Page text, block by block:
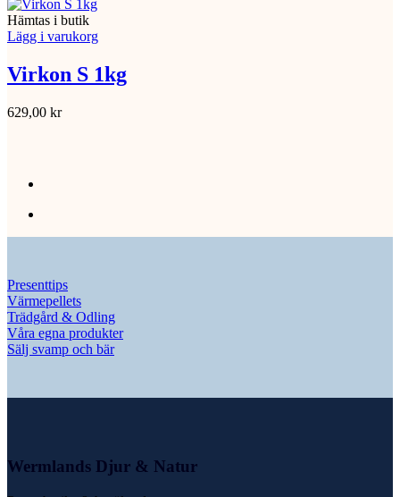
Hämtas i butik
Lägg i varukorg
Virkon S 1kg
629,00 kr
Presenttips
Värmepellets
Trädgård & Odling
Våra egna produkter
Sälj svamp och bär
Wermlands Djur & Natur